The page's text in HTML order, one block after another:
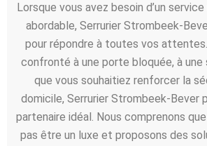
Lorsque vous avez besoin d’un
abordable, Serrurier Strombeek-
pour répondre à toutes vos
confronté à une porte bloquée, à une
que vous souhaitiez renforcer la
domicile, Serrurier Strombeek-Bever
partenaire idéal. Nous comprenons
pas être un luxe et proposons des